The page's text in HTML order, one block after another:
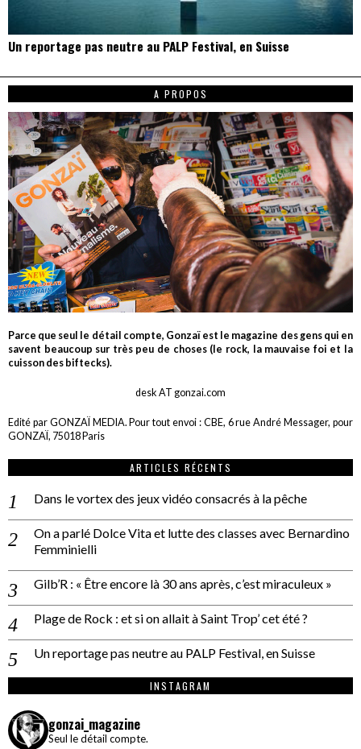
Un reportage pas neutre au PALP Festival, en Suisse
A PROPOS
Parce que seul le détail compte, Gonzaï est le magazine des gens qui en
savent beaucoup sur très peu de choses (le rock, la mauvaise foi et la
cuisson des biftecks).
desk AT gonzai.com
Edité par GONZAÏ MEDIA. Pour tout envoi : CBE, 6 rue André Messager, pour
GONZAÏ, 75018 Paris
ARTICLES RÉCENTS
Dans le vortex des jeux vidéo consacrés à la pêche
On a parlé Dolce Vita et lutte des classes avec Bernardino
Femminielli
Gilb’R : « Être encore là 30 ans après, c’est miraculeux »
Plage de Rock : et si on allait à Saint Trop’ cet été ?
Un reportage pas neutre au PALP Festival, en Suisse
INSTAGRAM
gonzai_magazine
Seul le détail compte.